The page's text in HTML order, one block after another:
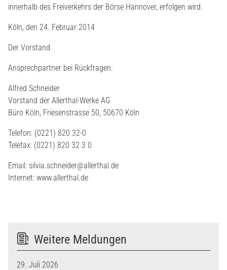
innerhalb des Freiverkehrs der Börse Hannover, erfolgen wird.
Köln, den 24. Februar 2014
Der Vorstand
Ansprechpartner bei Rückfragen:
Alfred Schneider
Vorstand der Allerthal-Werke AG
Büro Köln, Friesenstrasse 50, 50670 Köln
Telefon: (0221) 820 32-0
Telefax: (0221) 820 32 3 0
Email: silvia.schneider@allerthal.de
Internet: www.allerthal.de
Weitere Meldungen
29. Juli 2026